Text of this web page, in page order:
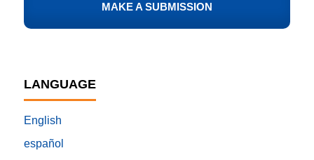
LANGUAGE
English
español
MAKE A SUBMISSION